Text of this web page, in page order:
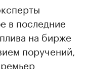
в последние
на бирже
поручений,